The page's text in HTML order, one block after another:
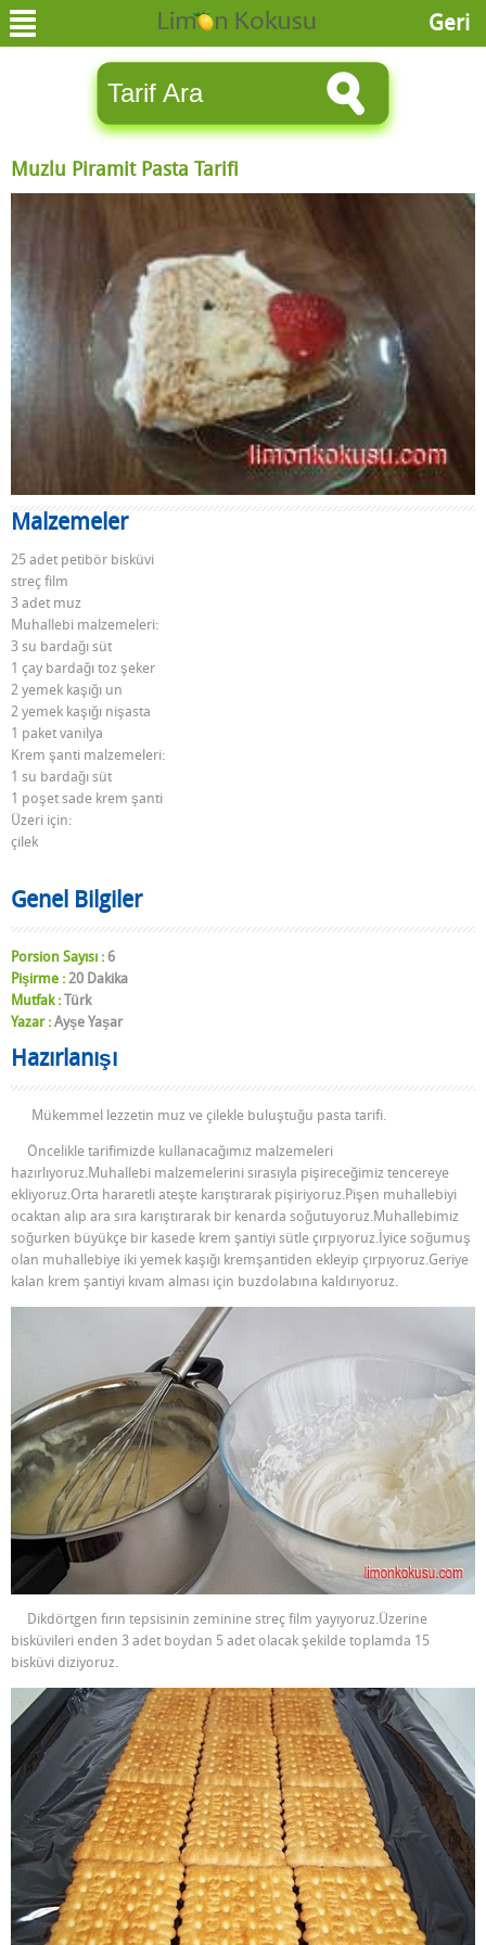
Geri
Muzlu Piramit Pasta Tarifi
Malzemeler
25 adet petibör bisküvi
streç film
3 adet muz
Muhallebi malzemeleri:
3 su bardağı süt
1 çay bardağı toz şeker
2 yemek kaşığı un
2 yemek kaşığı nişasta
1 paket vanilya
Krem şanti malzemeleri:
1 su bardağı süt
1 poşet sade krem şanti
Üzeri için:
çilek
Genel Bilgiler
Porsion Sayısı : 6
Pişirme : 20 Dakika
Mutfak : Türk
Yazar : Ayşe Yaşar
Hazırlanışı
Mükemmel lezzetin muz ve çilekle buluştuğu pasta tarifi.
Öncelikle tarifimizde kullanacağımız malzemeleri
hazırlıyoruz.Muhallebi malzemelerini sırasıyla pişireceğimiz tencereye
ekliyoruz.Orta hararetli ateşte karıştırarak pişiriyoruz.Pişen muhallebiyi
ocaktan alıp ara sıra karıştırarak bir kenarda soğutuyoruz.Muhallebimiz
soğurken büyükçe bir kasede krem şantiyi sütle çırpıyoruz.İyice soğumuş
olan muhallebiye iki yemek kaşığı kremşantiden ekleyip çırpıyoruz.Geriye
kalan krem şantiyi kıvam alması için buzdolabına kaldırıyoruz.
Dikdörtgen fırın tepsisinin zeminine streç film yayıyoruz.Üzerine
bisküvileri enden 3 adet boydan 5 adet olacak şekilde toplamda 15
bisküvi diziyoruz.